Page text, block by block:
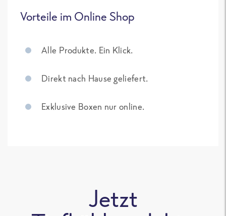
Vorteile im Online Shop
Alle Produkte. Ein Klick.
Direkt nach Hause geliefert.
Exklusive Boxen nur online.
Jetzt